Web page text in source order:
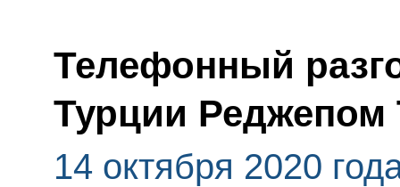
Телефонный
Турции
14 октября 2020